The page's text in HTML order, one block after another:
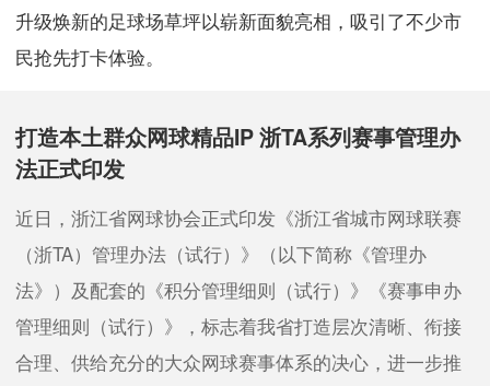
升级焕新的足球场草坪以崭新面貌亮相，吸引了不少市
民抢先打卡体验。
打造本土群众网球精品IP 浙TA系列赛事管理办
法正式印发
近日，浙江省网球协会正式印发《浙江省城市网球联赛
（浙TA）管理办法（试行）》（以下简称《管理办
法》）及配套的《积分管理细则（试行）》《赛事申办
管理细则（试行）》，标志着我省打造层次清晰、衔接
合理、供给充分的大众网球赛事体系的决心，进一步推